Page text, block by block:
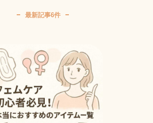
最新記事6件